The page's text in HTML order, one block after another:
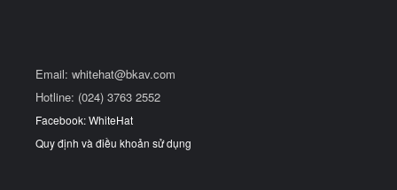
Email: whitehat@bkav.com
Hotline: (024) 3763 2552
Facebook: WhiteHat
Quy định và điều khoản sử dụng